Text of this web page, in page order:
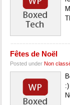
Fêtes de Noël
Posted under Non